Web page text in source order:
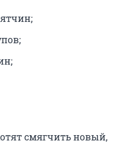
смягчить новый,